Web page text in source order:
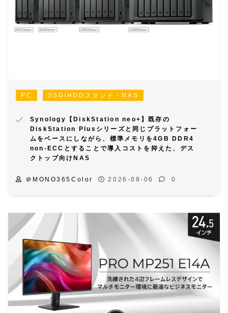
DiskStation Plusシリーズと同じプラットフォー
ムをベースにしながら、標準メモリを4GB DDR4
クトップ向けNAS
＠MONO365Color 2026-08-06 0